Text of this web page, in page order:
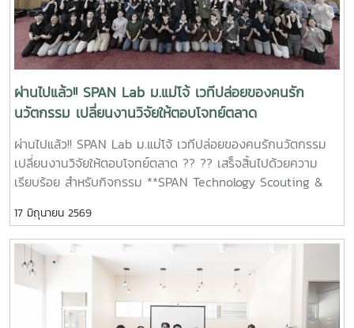
ผ่านไปแล้ว!! SPAN Lab ม.แม่โจ้ เวทีปล่อยของคนรัก
นวัตกรรม เปลี่ยนงานวิจัยให้ตอบโจทย์ตลาด
ผ่านไปแล้ว!! SPAN Lab ม.แม่โจ้ เวทีปล่อยของคนรักนวัตกรรม
เปลี่ยนงานวิจัยให้ตอบโจทย์ตลาด ?? ?? เสร็จสิ้นไปด้วยความ
เรียบร้อย สำหรับกิจกรรม **SPAN Technology Scouting &
Screening Lab : ค้นหา คัดกรอง และต่อยอดเทคโนโลยีสู่โอกาส
ทางธุรกิจ** จัดขึ้นระหว่างวันที่ 9 – 11 มิถุนายน 2569 ณ ห้อง
ประชุมข้าวหอมมะลิ อาคารเฉลิมพระเกียรติ สมเด็จพระเทพรัตน
และแลกเปลี่ยนประสบการณ์กับผู้เชี่ยวชาญด้านเทคโนโลยี ธุรกิจ
และการลงทุน ผ่านการบรรยายและกิจกรรมเชิงปฏิบัติการในหัวข้อ
สำคัญ อาทิ การประเมินความพร้อมของเทคโนโลยี (TRL + CRL
Scoring) การวางกลยุทธ์การต่อยอดผลงานวิจัยสู่เชิงพาณิชย์
17 มิถุนายน 2569